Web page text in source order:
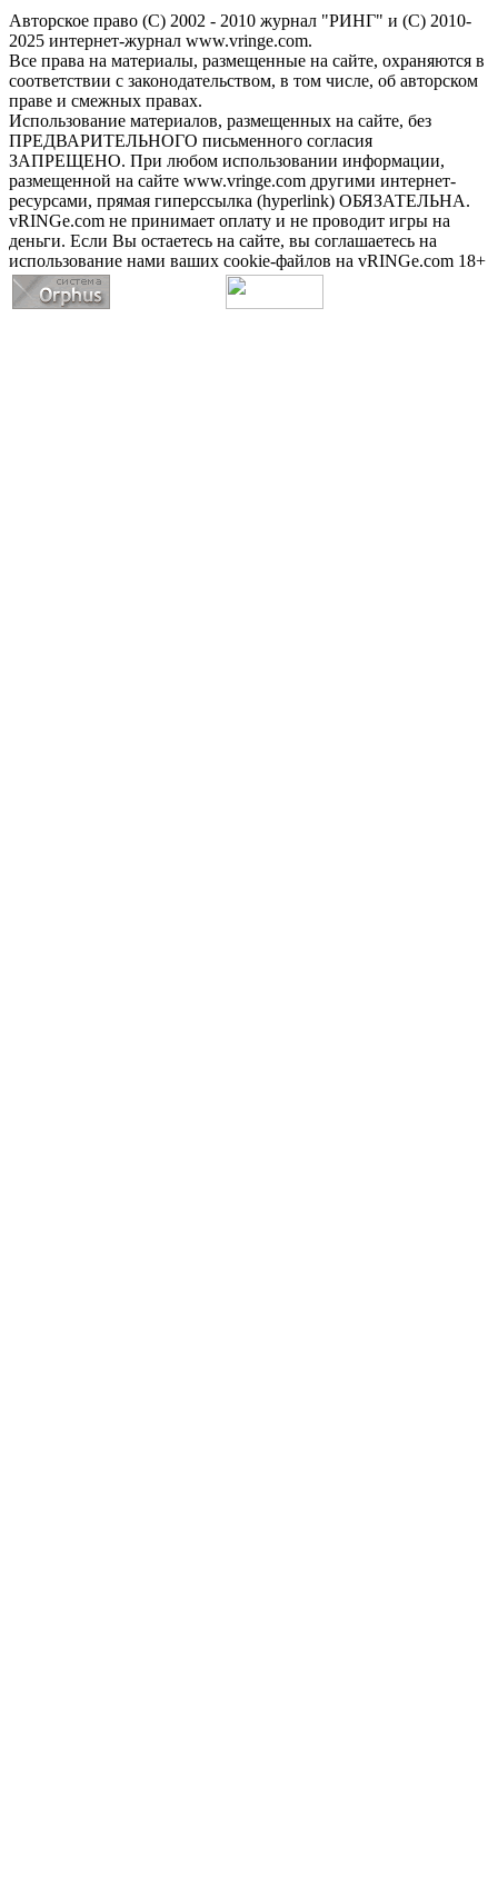
Авторское право (С) 2002 - 2010 журнал "РИНГ" и (С) 2010-
2025 интернет-журнал www.vringe.com.
Все права на материалы, размещенные на сайте, охраняются в
соответствии с законодательством, в том числе, об авторском
праве и смежных правах.
Использование материалов, размещенных на сайте, без
ПРЕДВАРИТЕЛЬНОГО письменного согласия
ЗАПРЕЩЕНО. При любом использовании информации,
размещенной на сайте www.vringe.com другими интернет-
ресурсами, прямая гиперссылка (hyperlink) ОБЯЗАТЕЛЬНА.
vRINGe.com не принимает оплату и не проводит игры на
деньги. Если Вы остаетесь на сайте, вы соглашаетесь на
использование нами ваших cookie-файлов на vRINGe.com 18+